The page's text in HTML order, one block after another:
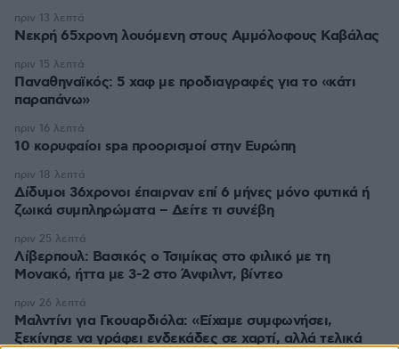
Νεκρή 65χρονη λουόμενη στους Αμμόλοφους Καβάλας
πριν 13 λεπτά
Παναθηναϊκός: 5 χαφ με προδιαγραφές για το «κάτι
παραπάνω»
πριν 15 λεπτά
10 κορυφαίοι spa προορισμοί στην Ευρώπη
πριν 16 λεπτά
Δίδυμοι 36χρονοι έπαιρναν επί 6 μήνες μόνο φυτικά ή
ζωικά συμπληρώματα – Δείτε τι συνέβη
πριν 18 λεπτά
Λίβερπουλ: Βασικός ο Τσιμίκας στο φιλικό με τη
Μονακό, ήττα με 3-2 στο Άνφιλντ, βίντεο
πριν 25 λεπτά
Μαλντίνι για Γκουαρδιόλα: «Είχαμε συμφωνήσει,
ξεκίνησε να γράφει ενδεκάδες σε χαρτί, αλλά τελικά
πριν 26 λεπτά